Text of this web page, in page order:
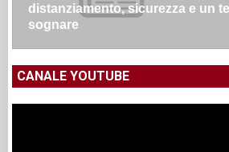
distanziamento, sicurezza e un
sognare
CANALE YOUTUBE